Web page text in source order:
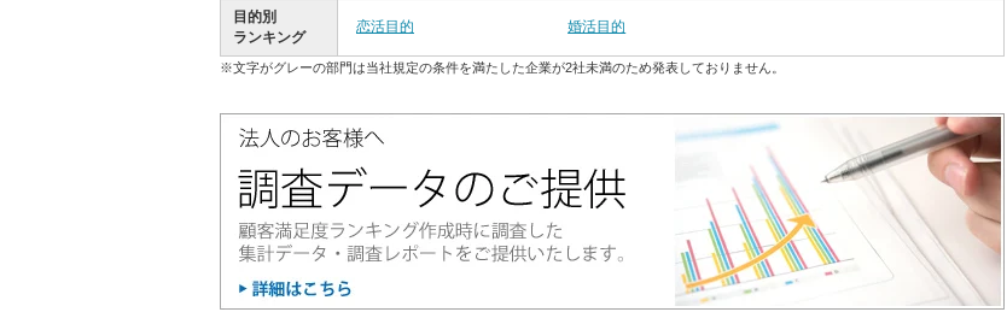
目的別
ランキング
恋活目的 婚活目的
※文字がグレーの部門は当社規定の条件を満たした企業が2社未満のため発表しておりません。